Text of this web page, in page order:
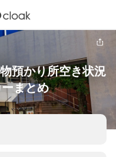
預かり所空き状況
まとめ